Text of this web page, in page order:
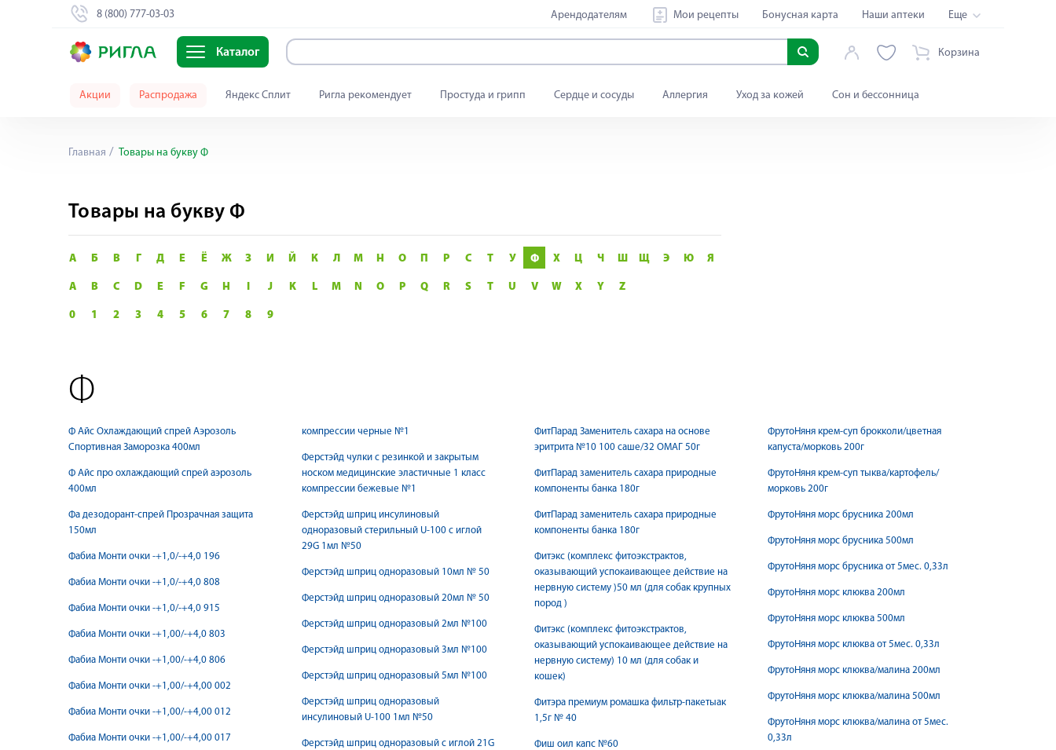
8 (800) 777-03-03 Арендодателям Мои рецепты Бонусная карта Наши аптеки Еще
Каталог Корзина
Акции Распродажа Яндекс Сплит Ригла рекомендует Простуда и грипп Сердце и сосуды Аллергия Уход за кожей Сон и бессонница
Главная Товары на букву Ф
Товары на букву Ф
А Б В Г Д Е Ё Ж З И Й К Л М Н О П Р С Т У Ф Х Ц Ч Ш Щ Э Ю Я
A B C D E F G H I J K L M N O P Q R S T U V W X Y Z
0 1 2 3 4 5 6 7 8 9
Ф
Ф Айс Охлаждающий спрей Аэрозоль
Спортивная Заморозка 400мл
Ф Айс про охлаждающий спрей аэрозоль
400мл
Фа дезодорант-спрей Прозрачная защита
150мл
Фабиа Монти очки -+1,0/-+4,0 196
Фабиа Монти очки -+1,0/-+4,0 808
Фабиа Монти очки -+1,0/-+4,0 915
Фабиа Монти очки -+1,00/-+4,0 803
Фабиа Монти очки -+1,00/-+4,0 806
Фабиа Монти очки -+1,00/-+4,00 002
Фабиа Монти очки -+1,00/-+4,00 012
Фабиа Монти очки -+1,00/-+4,00 017
компрессии черные №1
Ферстэйд чулки с резинкой и закрытым
носком медицинские эластичные 1 класс
компрессии бежевые №1
Ферстэйд шприц инсулиновый
одноразовый стерильный U-100 c иглой
29G 1мл №50
Ферстэйд шприц одноразовый 10мл № 50
Ферстэйд шприц одноразовый 20мл № 50
Ферстэйд шприц одноразовый 2мл №100
Ферстэйд шприц одноразовый 3мл №100
Ферстэйд шприц одноразовый 5мл №100
Ферстэйд шприц одноразовый
инсулиновый U-100 1мл №50
Ферстэйд шприц одноразовый с иглой 21G
ФитПарад Заменитель сахара на основе
эритрита №10 100 саше/32 ОМАГ 50г
ФитПарад заменитель сахара природные
компоненты банка 180г
ФитПарад заменитель сахара природные
компоненты банка 180г
Фитэкс (комплекс фитоэкстрактов,
оказывающий успокаивающее действие на
нервную систему )50 мл (для собак крупных
пород )
Фитэкс (комплекс фитоэкстрактов,
оказывающий успокаивающее действие на
нервную систему) 10 мл (для собак и
кошек)
Фитэра премиум ромашка фильтр-пакетыак
1,5г № 40
Фиш оил капс №60
ФрутоНяня крем-суп брокколи/цветная
капуста/морковь 200г
ФрутоНяня крем-суп тыква/картофель/
морковь 200г
ФрутоНяня морс брусника 200мл
ФрутоНяня морс брусника 500мл
ФрутоНяня морс брусника от 5мес. 0,33л
ФрутоНяня морс клюква 200мл
ФрутоНяня морс клюква 500мл
ФрутоНяня морс клюква от 5мес. 0,33л
ФрутоНяня морс клюква/малина 200мл
ФрутоНяня морс клюква/малина 500мл
ФрутоНяня морс клюква/малина от 5мес.
0,33л